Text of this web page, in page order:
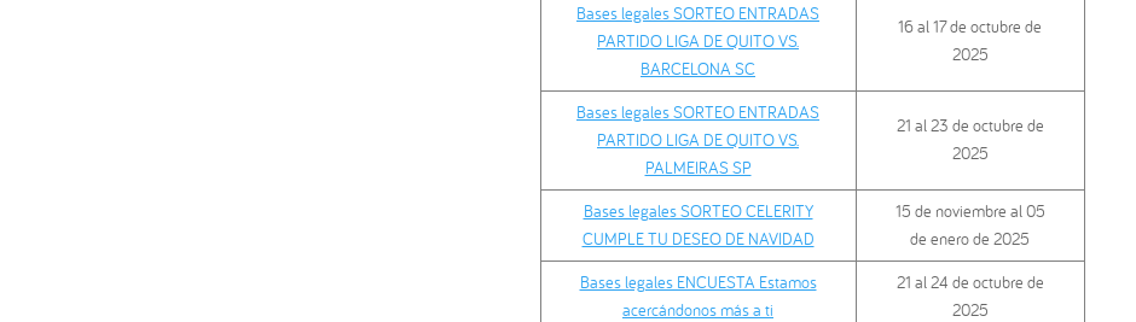
Bases legales SORTEO ENTRADAS
PARTIDO LIGA DE QUITO VS.
BARCELONA SC
16 al 17 de octubre de
2025
Bases legales SORTEO ENTRADAS
PARTIDO LIGA DE QUITO VS.
PALMEIRAS SP
21 al 23 de octubre de
2025
Bases legales SORTEO CELERITY
CUMPLE TU DESEO DE NAVIDAD
15 de noviembre al 05
de enero de 2025
Bases legales ENCUESTA Estamos
acercándonos más a ti
21 al 24 de octubre de
2025